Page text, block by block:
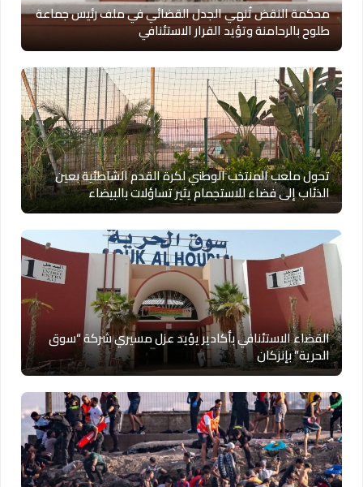
محكمة النقض تُنهي الجدل القضائي في ملف رئيس جماعة
طلوح بالرحامنة وتؤيد القرار الاستئنافي
تحول ملعب المنتخب الوطني لكرة القدم الشاطئية بعين
الذئاب إلى فضاء للاستجمام يثير تساؤلات بالبيضاء
القضاء الاستئنافي بأكادير يؤيد عزل مسيري شركة “سوق
الحرية” بإنزكان